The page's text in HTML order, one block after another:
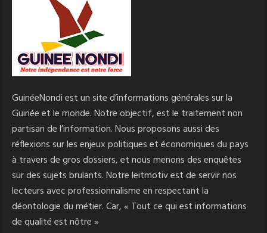
GuinéeNondi est un site d’informations générales sur la
Guinée et le monde. Notre objectif, est le traitement non
partisan de l’information. Nous proposons aussi des
réflexions sur les enjeux politiques et économiques du pays
à travers de gros dossiers, et nous menons des enquêtes
sur des sujets brulants. Notre leitmotiv est de servir nos
lecteurs avec professionnalisme en respectant la
déontologie du métier. Car, « Tout ce qui est informations
de qualité est nôtre »